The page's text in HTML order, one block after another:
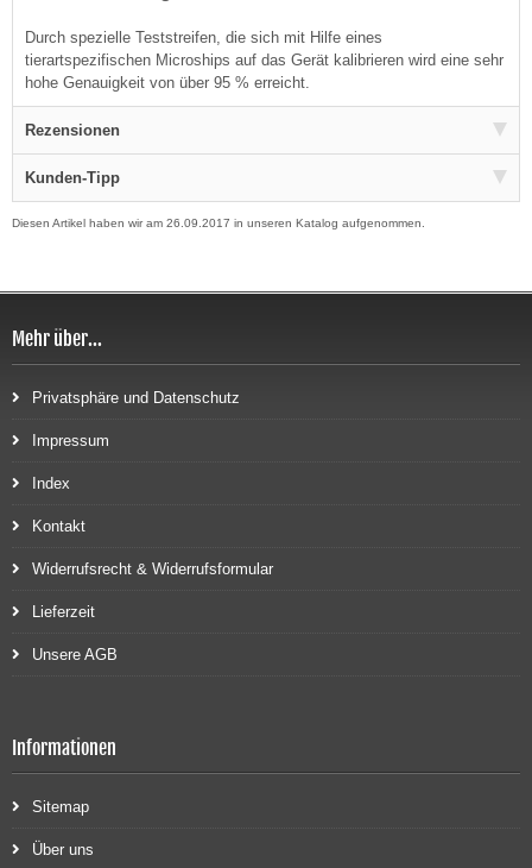
Durch spezielle Teststreifen, die sich mit Hilfe eines
tierartspezifischen Microships auf das Gerät kalibrieren wird eine sehr
hohe Genauigkeit von über 95 % erreicht.
Rezensionen
Kunden-Tipp
Diesen Artikel haben wir am 26.09.2017 in unseren Katalog aufgenommen.
Mehr über...
Privatsphäre und Datenschutz
Impressum
Index
Kontakt
Widerrufsrecht & Widerrufsformular
Lieferzeit
Unsere AGB
Informationen
Sitemap
Über uns